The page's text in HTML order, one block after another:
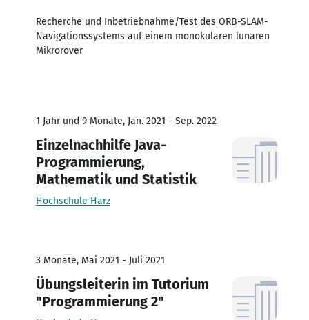
Recherche und Inbetriebnahme/Test des ORB-SLAM-
Navigationssystems auf einem monokularen lunaren
Mikrorover
1 Jahr und 9 Monate, Jan. 2021 - Sep. 2022
Einzelnachhilfe Java-
Programmierung,
Mathematik und Statistik
Hochschule Harz
3 Monate, Mai 2021 - Juli 2021
Übungsleiterin im Tutorium
"Programmierung 2"